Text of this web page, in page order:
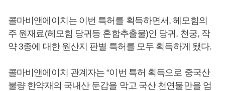
콜마비앤에이치는 이번 특허를 획득하면서, 헤모힘의
주 원재료(헤모힘 당귀등 혼합추출물)인 당귀, 천궁, 작
약 3종에 대한 원산지 판별 특허를 모두 획득하게 됐다.
콜마비앤에이치 관계자는 “이번 특허 획득으로 중국산
불량 한약재의 국내산 둔갑을 막고 국산 천연물만을 엄